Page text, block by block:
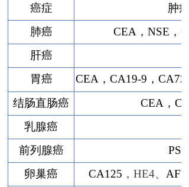
癌症
肿
肺癌
CEA，NSE，
肝癌
胃癌
CEA，CA19-9，
结肠直肠癌
CEA，
乳腺癌
前列腺癌
卵巢癌
CA125 ，HE4、